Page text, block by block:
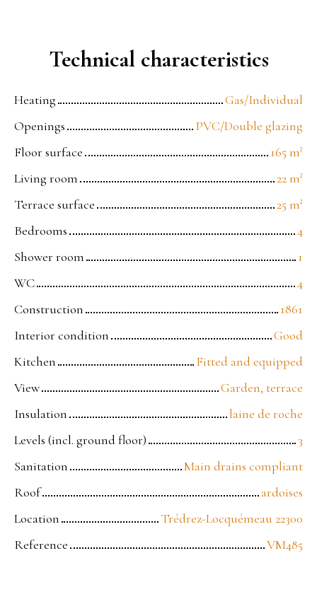
Technical characteristics
Heating
Gas/Individual
Openings
PVC/Double glazing
Floor surface
165 m²
Living room
22m²
Terrace surface
25 m²
Bedrooms
4
Shower room
1
WC
4
Construction
1861
Interior condition
Good
Kitchen
Fitted and equipped
View
Garden, terrace
Insulation
laine de roche
Levels (incl. ground floor)
3
Sanitation
Main drains compliant
Roof
ardoises
Location
Trédrez-Locquémeau 22300
Reference
VM485